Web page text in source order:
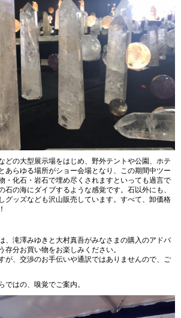
どの大型展示場をはじめ、野外テントや公園、ホテ
あらゆる場所がショー会場となり、この期間中ツー
・化石・岩石で埋め尽くされますといっても過言で
石の海にダイブするような感覚です。石以外にも、
グッズなども沢山販売しています。すべて、卸価格
、滝澤みゆきと大村真吾がみなさまの購入のアドバ
存分お買い物をお楽しみください。
が、交渉のお手伝いや通訳ではありませんので、ご
ではの、嗅覚でご案内。